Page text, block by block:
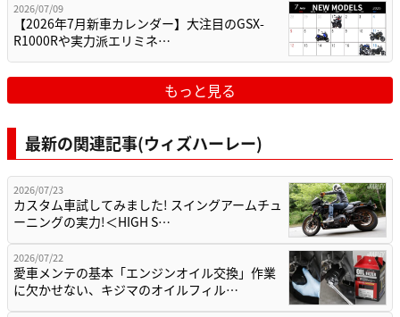
2026/07/09
【2026年7月新車カレンダー】大注目のGSX-
R1000Rや実力派エリミネ…
もっと見る
最新の関連記事(ウィズハーレー)
2026/07/23
カスタム車試してみました! スイングアームチュ
ーニングの実力!＜HIGH S…
2026/07/22
愛車メンテの基本「エンジンオイル交換」作業
に欠かせない、キジマのオイルフィル…